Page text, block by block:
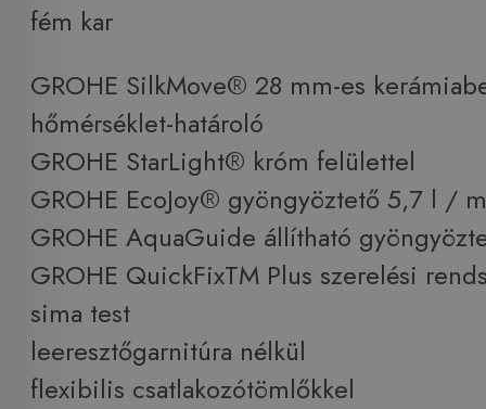
fém kar
GROHE SilkMove® 28 mm-es
hőmérséklet-határoló
GROHE StarLight® króm felülettel
GROHE EcoJoy® gyöngyöztető 5,7 l /
GROHE AquaGuide állítható
GROHE QuickFixTM Plus szerelési
sima test
leeresztőgarnitúra nélkül
flexibilis csatlakozótömlőkkel